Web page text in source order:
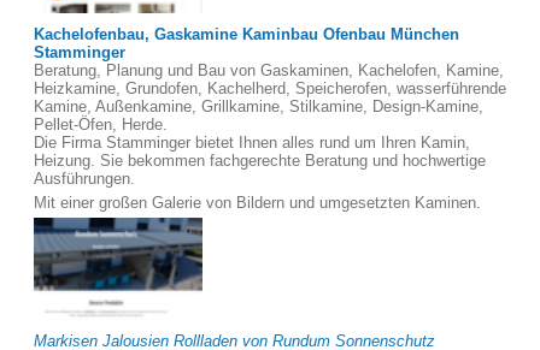
Kachelofenbau, Gaskamine Kaminbau Ofenbau München
Stamminger
Beratung, Planung und Bau von Gaskaminen, Kachelofen, Kamine,
Heizkamine, Grundofen, Kachelherd, Speicherofen, wasserführende
Kamine, Außenkamine, Grillkamine, Stilkamine, Design-Kamine,
Pellet-Öfen, Herde.
Die Firma Stamminger bietet Ihnen alles rund um Ihren Kamin,
Heizung. Sie bekommen fachgerechte Beratung und hochwertige
Ausführungen.
Mit einer großen Galerie von Bildern und umgesetzten Kaminen.
Markisen Jalousien Rollladen von Rundum Sonnenschutz